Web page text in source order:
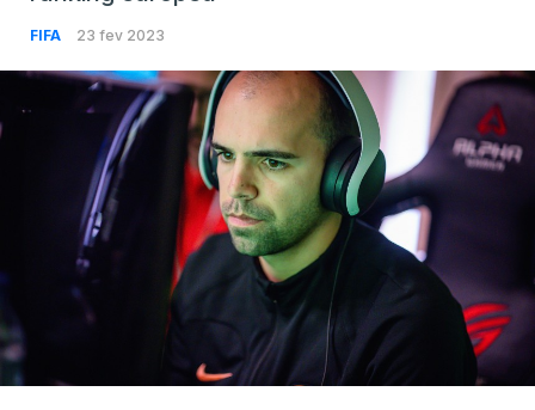
FIFA 23 fev 2023